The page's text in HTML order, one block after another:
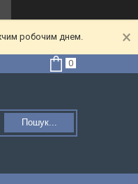
робочим днем.
Пошук...